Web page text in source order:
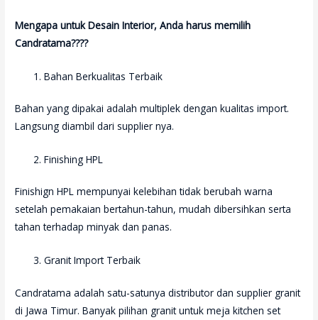
Mengapa untuk Desain Interior, Anda harus memilih
Candratama????
Bahan Berkualitas Terbaik
Bahan yang dipakai adalah multiplek dengan kualitas import.
Langsung diambil dari supplier nya.
Finishing HPL
Finishign HPL mempunyai kelebihan tidak berubah warna
setelah pemakaian bertahun-tahun, mudah dibersihkan serta
tahan terhadap minyak dan panas.
Granit Import Terbaik
Candratama adalah satu-satunya distributor dan supplier granit
di Jawa Timur. Banyak pilihan granit untuk meja kitchen set